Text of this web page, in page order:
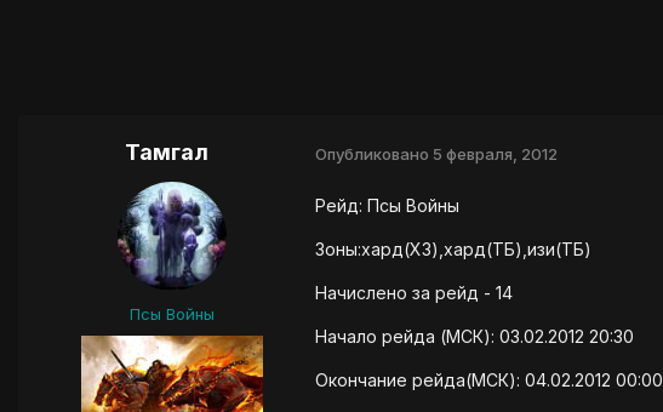
Тамгал
Псы Войны
Опубликовано 5 февраля, 2012
Рейд: Псы Войны
Зоны:хард(ХЗ),хард(ТБ),изи(ТБ)
Начислено за рейд - 14
Начало рейда (МСК): 03.02.2012 20:30
Окончание рейда(МСК): 04.02.2012 00:00